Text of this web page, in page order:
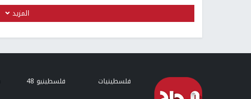
المزيد
فلسطينيات فلسطينيو 48